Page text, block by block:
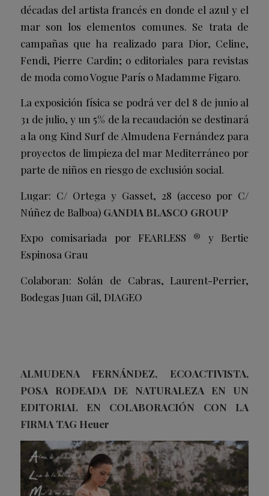
décadas del artista francés en donde el azul y el
mar son los elementos comunes. Se trata de
campañas que ha realizado para Dior, Celine,
Fendi, Pierre Cardin; o editoriales para revistas
de moda como Vogue París o Madamme Figaro.
La exposición física se podrá ver del 8 de junio al
31 de julio, y un 5% de la recaudación se destinará
a la ong Kind Surf de Almudena Fernández para
proyectos de limpieza del mar Mediterráneo por
parte de niños en riesgo de exclusión social.
Lugar: C/ Ortega y Gasset, 28 (acceso por C/
Núñez de Balboa) GANDIA BLASCO GROUP
Expo comisariada por FEARLESS ® y Bertie
Espinosa Grau
Colaboran: Solán de Cabras, Laurent-Perrier,
Bodegas Juan Gil, DIAGEO
ALMUDENA FERNÁNDEZ, ECOACTIVISTA,
POSA RODEADA DE NATURALEZA EN UN
EDITORIAL EN COLABORACIÓN CON LA
FIRMA TAG Heuer